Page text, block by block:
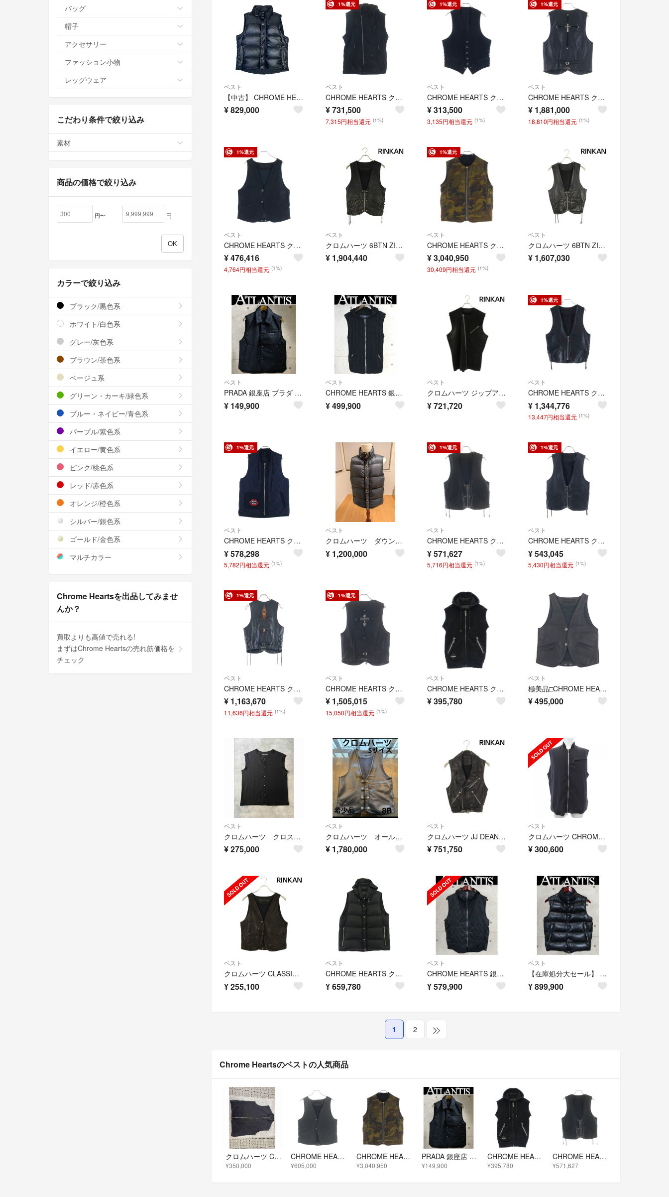
ベスト
【中古】 CHROME HEARTS クロムハーツ STIFF VEST スティッフ ベスト SV925 ダガージップ ナイロン ダウンベスト クロスボール スクロールラベル メンズ レディース 25038446 AO
¥829,000
1%還元
ベスト
CHROME HEARTS クロムハーツ ナイロン ダガージップ ガンスリンガー フーデッドベスト ライダース パーカー ブラック
¥731,500
7,315円相当還元 (1%)
1%還元
ベスト
CHROME HEARTS クロムハーツ バックシルク切替 6Bレザースエードベスト ブラック
¥313,500
3,135円相当還元 (1%)
1%還元
ベスト
CHROME HEARTS クロムハーツ 6BTN ZIP FRNT VEST バックラージクロス装飾 クロスボールボタンレザーベスト
¥ 1,881,000
18,810円相当還元 (1%)
1%還元
ベスト
CHROME HEARTS クロムハーツ CLASSIC 2B DSTRY クラシック 2B デストロイ レザーベスト ブラック
¥476,416
4,764円相当還元 (1%)
ベスト
クロムハーツ 6BTN ZIP FRNT VEST ラージCHクロス装飾ボールボタンレザーベスト メンズ XS
¥ 1,904,440
1%還元
ベスト
CHROME HEARTS クロムハーツ PAPA CROSS PATCH LEATHER QUILTED VEST パパ クロスパッチ レザーベスト カモフラ
¥3,040,950
30,409円相当還元 (1%)
ベスト
クロムハーツ 6BTN ZIP FRNT VEST バックラージスタークロスボールボタンレザーベスト メンズ S
¥ 1,607,030
ベスト
PRADA 銀座店 プラダ トライアングルロゴ ナイロン パテッド ベスト メンズ size:46 黒 103580
¥ 149,900
ベスト
CHROME HEARTS 銀座店 クロムハーツ ダガージップ フード ニット ベスト メンズ SV925 size:ML 黒 103536
¥499,900
ベスト
クロムハーツ ジップアップレザーベスト メンズ L
¥721,720
1%還元
ベスト
CHROME HEARTS クロムハーツ ZIP FRNT CH FLEUR VEST バックCHフレア ダガージップアップレザーベスト ブラック
¥ 1,344,776
13,447円相当還元 (1%)
1%還元
ベスト
CHROME HEARTS クロムハーツ ×MATTY BOY CHOMPER Leather Patch Nylon Vest チョンパーレザーパッチ ナイロンベスト ブラック
¥578,298
5,782円相当還元 (1%)
ベスト
クロムハーツ ダウンベスト STIFF FBRC VJ CHPLS PRNT
¥ 1,200,000
1%還元
ベスト
CHROME HEARTS クロムハーツ 6B FRNT ZIP サイドレースアップダガージップアップレザーベスト
¥571,627
5,716円相当還元 (1%)
1%還元
ベスト
CHROME HEARTS クロムハーツ 6B L LNG BCK 6クロスボール クロスボールボタン ダガージップ レザーベスト ブラック
¥543,045
5,430円相当還元 (1%)
1%還元
ベスト
CHROME HEARTS クロムハーツ 6BTN ZIP FRNT CH FLEUR VEST バックCHフレアクロスボールボタンレザーベスト ブラック/ブラウン
¥ 1,163,670
11,636円相当還元 (1%)
1%還元
ベスト
CHROME HEARTS クロムハーツ 6BTN ZIP FRNT VEST フィリグリー装飾 クロスボールボタンレザーベスト
¥ 1,505,015
15,050円相当還元 (1%)
ベスト
CHROME HEARTS クロムハーツ（原本無） LI'L PUDGE SS プラスレザーパッチ ダガージップ ノースリーブ パーカー フーディー ブラック系 M【中古】
¥395,780
ベスト
極美品□CHROME HEARTS クロムハーツ クラシック 2B クロスボールボタン スクロールラベル レザーベスト ブラック S USA製 正規品 メンズ
¥495,000
ベスト
クロムハーツ クロスボールボタンカシミアニットベスト
¥275,000
ベスト
クロムハーツ オールドオールレザー ジレベスト8B L LNG BCK超超希少品
¥ 1,780,000
ベスト
クロムハーツ JJ DEAN/JJディーン ダガージップライダースレザーベスト メンズ S
¥751,750
ベスト
クロムハーツ CHROME HEARTS 2216-304-8930 ベスト
¥300,600
ベスト
クロムハーツ CLASSIC 2B LTHR クロスボールボタンデストロイレザーベスト メンズ
¥255,100
ベスト
CHROME HEARTS クロムハーツ（原本無） 国内正規品 STIFF VEST スティッフ CHプラス総柄 クロスボール ナイロン ダウンベスト【中古】
¥659,780
ベスト
CHROME HEARTS 銀座店 クロムハーツ キルティング カーフレザー ダブルジップ ベスト メンズ シルバー size:M 黒 99134
¥579,900
ベスト
【在庫処分大セール】 CHROME HEARTS 新宿店 クロムハーツ STIFF レザー ベスト クロスボタン メンズ size:XS 黒 30356
¥899,900
1 2
Chrome Heartsのベストの人気商品
クロムハーツ Chrome Hearts サイズＭ. シルクジップアップベスト
¥350,000
CHROME HEARTS クロムハーツ CLASSIC 2B クラッシック 2B スエードレザー ベスト
¥605,000
CHROME HEARTS クロムハーツ PAPA CROSS PATCH LEATHER QUILTED VEST パパ クロスパッチ レザーベスト カモフラ
¥3,040,950
PRADA 銀座店 プラダ トライアングルロゴ ナイロン パテッド ベスト メンズ size:46 黒 103580
¥149,900
CHROME HEARTS クロムハーツ（原本無） LI'L PUDGE SS プラスレザーパッチ ダガージップ ノースリーブ パーカー フーディー ブラック系 M【中古】
¥395,780
CHROME HEARTS クロムハーツ 6B FRNT ZIP サイドレースアップダガージップアップレザーベスト
¥571,627
バッグ
帽子
アクセサリー
ファッション小物
レッグウェア
こだわり条件で絞り込み
素材
商品の価格で絞り込み
円〜 円
カラーで絞り込み
ブラック/黒色系
ホワイト/白色系
グレー/灰色系
ブラウン/茶色系
ベージュ系
グリーン・カーキ/緑色系
ブルー・ネイビー/青色系
パープル/紫色系
イエロー/黄色系
ピンク/桃色系
レッド/赤色系
オレンジ/橙色系
シルバー/銀色系
ゴールド/金色系
マルチカラー
Chrome Heartsを出品してみませ
んか？
買取よりも高値で売れる!
まずはChrome Heartsの売れ筋価格を
チェック